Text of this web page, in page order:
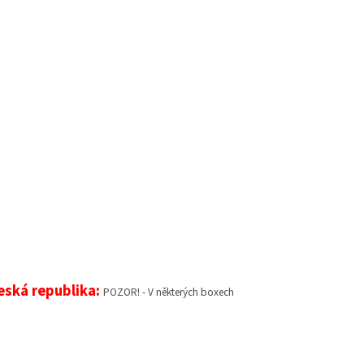
republika: POZOR! - V některých boxech